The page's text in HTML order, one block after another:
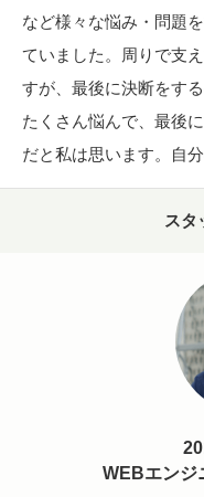
など様々な悩み・問題
ていました。周りで支
すが、最後に決断をす
たくさん悩んで、最後
だと私は思います。自
スタ
WEBエンジ